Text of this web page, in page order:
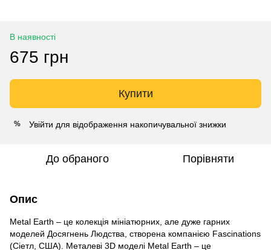
В наявності
675 грн
Купити
% Увійти для відображення накопичувальної знижки
До обраного Порівняти
Опис
Metal Earth – це колекція мініатюрних, але дуже гарних
моделей Досягнень Людства, створена компанією Fascinations
(Сіетл, США). Металеві 3D моделі Metal Earth – це